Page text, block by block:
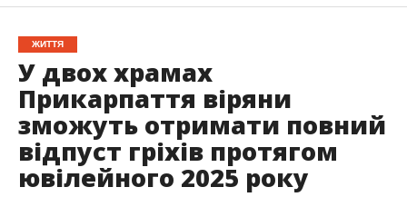
ЖИТТЯ
У двох храмах
Прикарпаття віряни
зможуть отримати повний
відпуст гріхів протягом
ювілейного 2025 року